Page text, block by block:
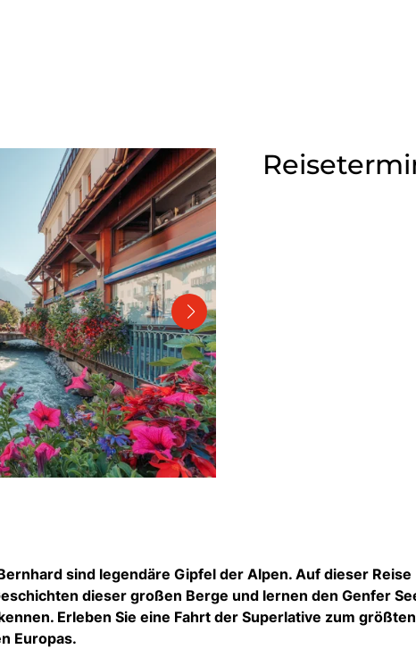
sind legendäre Gipfel der Alpen. Auf dieser Reise
dieser großen Berge und lernen den Genfer
Erleben Sie eine Fahrt der Superlative zum
Europas.